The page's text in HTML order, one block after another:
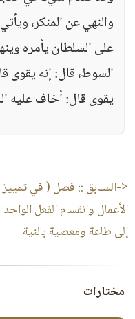
والنهي عن المنكر،
على السلطان يأمره
السوط، قال: إنه يقوى
يقوى قال: أخاف عليه
<-السـابق :: فصل ( في تمييز
الأعمال وانقسام الفعل الواحد
إلى طاعة ومعصية بالنية
مختارات